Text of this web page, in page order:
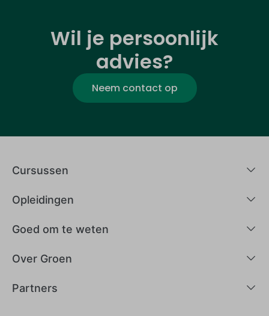
Wil je persoonlijk
advies?
Neem contact op
Cursussen
Opleidingen
Goed om te weten
Over Groen
Partners